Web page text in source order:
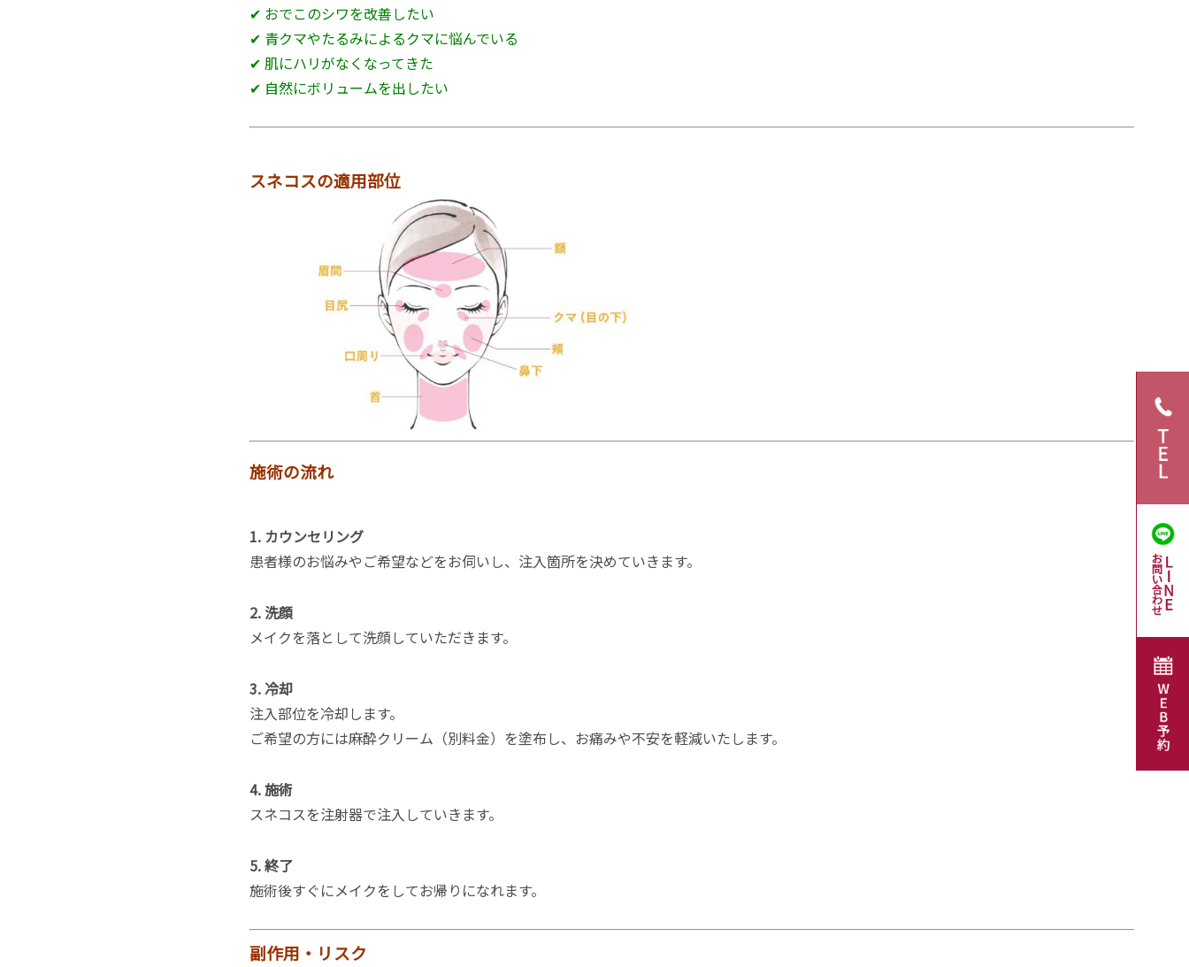
✔ おでこのシワを改善したい
✔ 青クマやたるみによるクマに悩んでいる
✔ 肌にハリがなくなってきた
✔ 自然にボリュームを出したい
スネコスの適用部位
施術の流れ
1. カウンセリング
患者様のお悩みやご希望などをお伺いし、注入箇所を決めていきます。
2. 洗顔
メイクを落として洗顔していただきます。
3. 冷却
注入部位を冷却します。
ご希望の方には麻酔クリーム（別料金）を塗布し、お痛みや不安を軽減いたします。
4. 施術
スネコスを注射器で注入していきます。
5. 終了
施術後すぐにメイクをしてお帰りになれます。
副作用・リスク